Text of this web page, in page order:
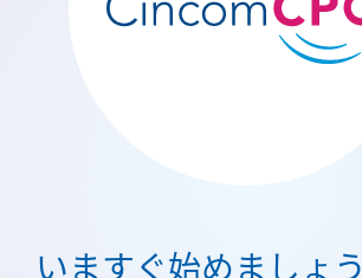
いますぐ始めましょう